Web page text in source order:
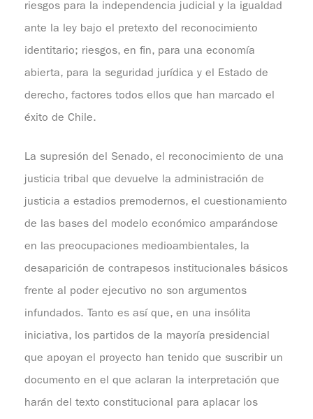
riesgos para la independencia judicial y la igualdad
ante la ley bajo el pretexto del reconocimiento
identitario; riesgos, en fin, para una economía
abierta, para la seguridad jurídica y el Estado de
derecho, factores todos ellos que han marcado el
éxito de Chile.
La supresión del Senado, el reconocimiento de una
justicia tribal que devuelve la administración de
justicia a estadios premodernos, el cuestionamiento
de las bases del modelo económico amparándose
en las preocupaciones medioambientales, la
desaparición de contrapesos institucionales básicos
frente al poder ejecutivo no son argumentos
infundados. Tanto es así que, en una insólita
iniciativa, los partidos de la mayoría presidencial
que apoyan el proyecto han tenido que suscribir un
documento en el que aclaran la interpretación que
harán del texto constitucional para aplacar los